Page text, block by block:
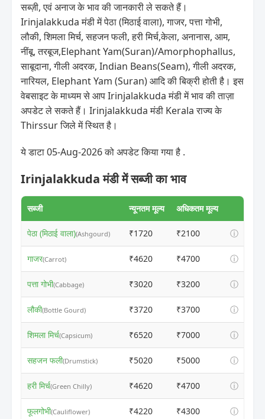
सब्ज़ी, एवं अनाज के भाव की जानकारी ले सकते हैं।
Irinjalakkuda मंडी में पेठा (मिठाई वाला), गाजर, पत्ता गोभी,
लौकी, शिमला मिर्च, सहजन फली, हरी मिर्च,केला, अनानास, आम,
नींबू, तरबूज,Elephant Yam(Suran)/Amorphophallus,
साबूदाना, गीली अदरक, Indian Beans(Seam), गीली अदरक,
नारियल, Elephant Yam (Suran) आदि की बिक्री होती है। इस
वेबसाइट के माध्यम से आप Irinjalakkuda मंडी में भाव की ताज़ा
अपडेट ले सकते हैं। Irinjalakkuda मंडी Kerala राज्य के
Thirssur जिले में स्थित है।
ये डाटा 05-Aug-2026 को अपडेट किया गया है .
Irinjalakkuda मंडी में सब्जी का भाव
सब्जी न्यूनतम मूल्य अधिकतम मूल्य
पेठा (मिठाई वाला)(Ashgourd) ₹1720 ₹2100 ⓘ
गाजर(Carrot) ₹4620 ₹4700 ⓘ
पत्ता गोभी(Cabbage) ₹3020 ₹3200 ⓘ
लौकी(Bottle Gourd) ₹3720 ₹3700 ⓘ
शिमला मिर्च(Capsicum) ₹6520 ₹7000 ⓘ
सहजन फली(Drumstick) ₹5020 ₹5000 ⓘ
हरी मिर्च(Green Chilly) ₹4620 ₹4700 ⓘ
फूलगोभी(Cauliflower) ₹4220 ₹4300 ⓘ